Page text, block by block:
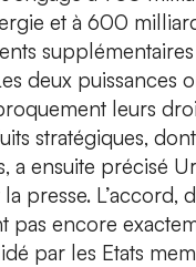
et à 600
deux puissances
leurs
stratégiques,
a ensuite précisé
presse. L’accord,
pas encore
par les Etats